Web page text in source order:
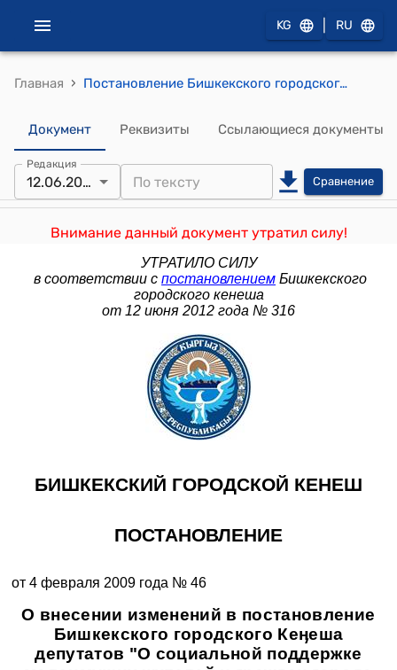
KG RU
Главная › Постановление Бишкекского городского кенеша от 4 февраля 2009 года № 46 "О внесении изменений в постановление Бишкекского городского Кенеша депутатов "О социальной поддержке малоимущих жителей и граждан города Бишкек, имеющих право на льготы" от 9 июля 2003 года № 192"
Документ Реквизиты Ссылающиеся документы
Редакция
12.06.2012 Сравнение
Внимание данный документ утратил силу!